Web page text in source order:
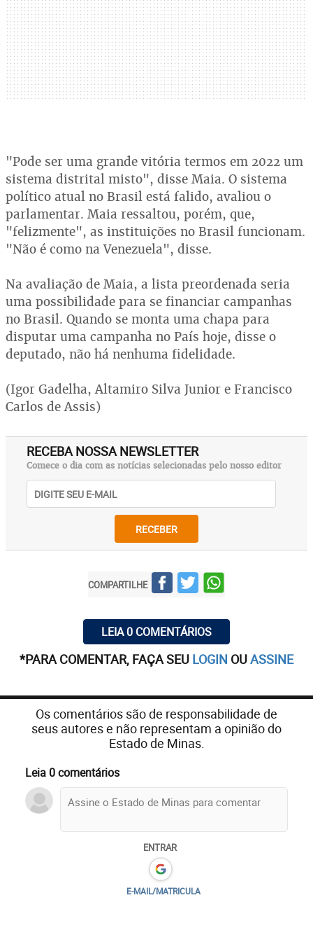
"Pode ser uma grande vitória termos em 2022 um
sistema distrital misto", disse Maia. O sistema
político atual no Brasil está falido, avaliou o
parlamentar. Maia ressaltou, porém, que,
"felizmente", as instituições no Brasil funcionam.
"Não é como na Venezuela", disse.
Na avaliação de Maia, a lista preordenada seria
uma possibilidade para se financiar campanhas
no Brasil. Quando se monta uma chapa para
disputar uma campanha no País hoje, disse o
deputado, não há nenhuma fidelidade.
(Igor Gadelha, Altamiro Silva Junior e Francisco
Carlos de Assis)
RECEBA NOSSA NEWSLETTER
Comece o dia com as notícias selecionadas pelo nosso editor
RECEBER
COMPARTILHE
LEIA 0 COMENTÁRIOS
*PARA COMENTAR, FAÇA SEU LOGIN OUASSINE
Os comentários são de responsabilidade de
seus autores e não representam a opinião do
Estado de Minas.
Leia 0 comentários
ENTRAR
E-MAIL/MATRICULA